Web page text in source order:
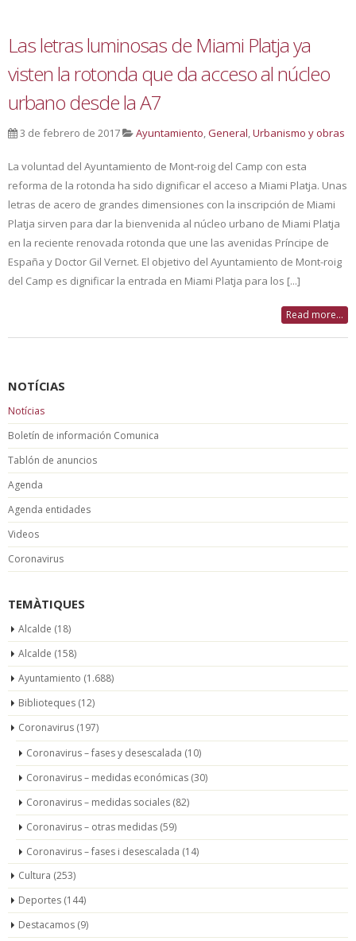
Las letras luminosas de Miami Platja ya
visten la rotonda que da acceso al núcleo
urbano desde la A7
3 de febrero de 2017 Ayuntamiento,General,Urbanismo y obras
La voluntad del Ayuntamiento de Mont-roig del Camp con esta
reforma de la rotonda ha sido dignificar el acceso a Miami Platja. Unas
letras de acero de grandes dimensiones con la inscripción de Miami
Platja sirven para dar la bienvenida al núcleo urbano de Miami Platja
en la reciente renovada rotonda que une las avenidas Príncipe de
España y Doctor Gil Vernet. El objetivo del Ayuntamiento de Mont-roig
del Camp es dignificar la entrada en Miami Platja para los [...]
Read more...
NOTÍCIAS
Notícias
Boletín de información Comunica
Tablón de anuncios
Agenda
Agenda entidades
Videos
Coronavirus
TEMÀTIQUES
Alcalde (18)
Alcalde (158)
Ayuntamiento (1.688)
Biblioteques (12)
Coronavirus (197)
Coronavirus – fases y desescalada (10)
Coronavirus – medidas económicas (30)
Coronavirus – medidas sociales (82)
Coronavirus – otras medidas (59)
Coronavirus – fases i desescalada (14)
Cultura (253)
Deportes (144)
Destacamos (9)